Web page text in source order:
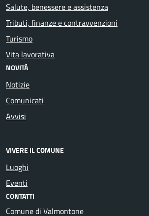
Salute, benessere e assistenza
Tributi, finanze e contravvenzioni
Turismo
Vita lavorativa
NOVITÀ
Notizie
Comunicati
Avvisi
VIVERE IL COMUNE
Luoghi
Eventi
CONTATTI
Comune di Valmontone